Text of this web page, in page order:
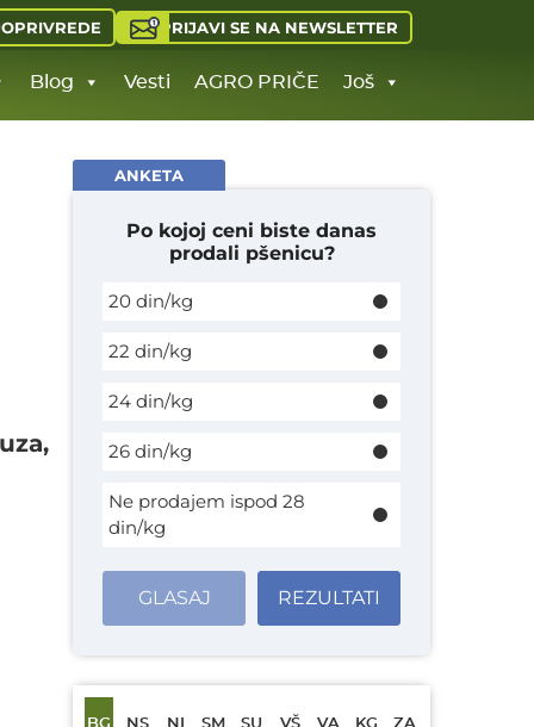
PRIJAVI SE NA NEWSLETTER
Blog Vesti AGRO PRIČE Još
ANKETA
Po kojoj ceni biste danas
prodali pšenicu?
20 din/kg
22 din/kg
24 din/kg
26 din/kg
Ne prodajem ispod 28
din/kg
GLASAJ REZULTATI